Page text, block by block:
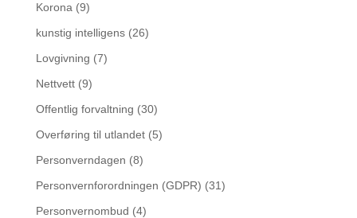
Korona (9)
kunstig intelligens(26)
Lovgivning (7)
Nettvett(9)
Offentlig forvaltning (30)
Overføring til utlandet(5)
Personverndagen (8)
Personvernforordningen (GDPR) (31)
Personvernombud (4)